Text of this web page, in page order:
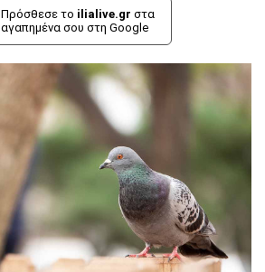
Πρόσθεσε το ilialive.gr στα
αγαπημένα σου στη Google